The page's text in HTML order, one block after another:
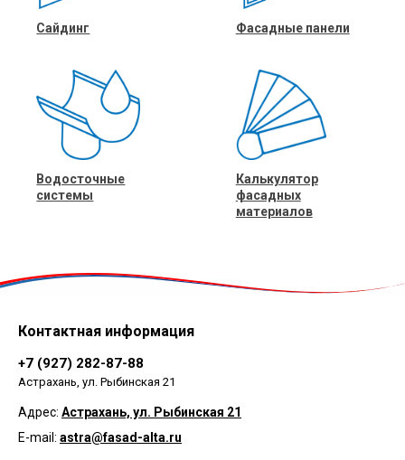
Сайдинг Фасадные панели
Водосточные
системы
Калькулятор
фасадных
материалов
Контактная информация
+7 (927) 282-87-88
Астрахань, ул. Рыбинская 21
Адрес: Астрахань, ул. Рыбинская 21
E-mail: astra@fasad-alta.ru